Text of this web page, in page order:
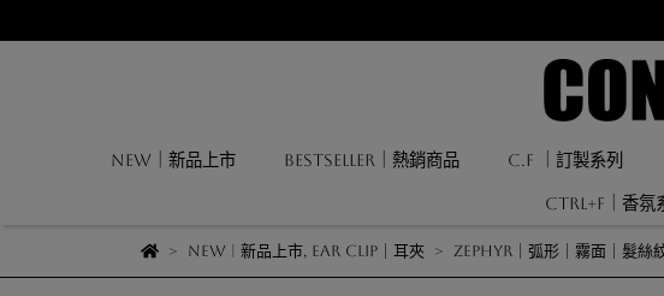
NEW｜新品上市 BESTSELLER｜熱銷商品 C.F ｜訂製系列
CTRL+F｜香氛
NEW | 新品上市, EAR CLIP｜耳夾 Zephyr｜弧形｜霧面｜髮絲